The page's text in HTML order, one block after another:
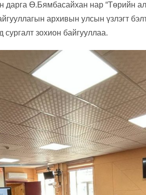
Ө.Бямбасайхан нар “Төрийн
архивын улсын үзлэгт
сургалт зохион байгууллаа.